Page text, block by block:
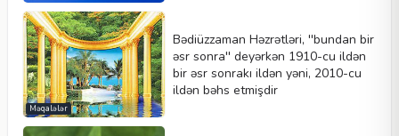
Məqalələr
Bədiüzzaman Həzrətləri, ''bundan bir
əsr sonra'' deyərkən 1910-cu ildən
bir əsr sonrakı ildən yəni, 2010-cu
ildən bəhs etmişdir